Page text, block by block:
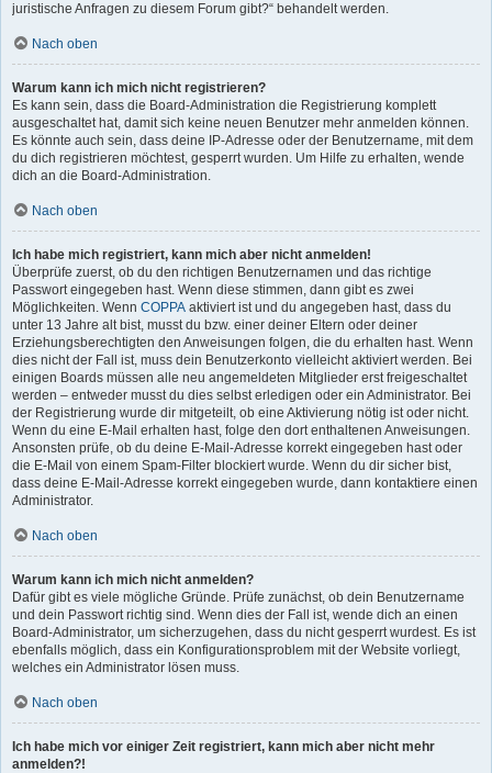
juristische Anfragen zu diesem Forum gibt?“ behandelt werden.
Nach oben
Warum kann ich mich nicht registrieren?
Es kann sein, dass die Board-Administration die Registrierung komplett
ausgeschaltet hat, damit sich keine neuen Benutzer mehr anmelden können.
Es könnte auch sein, dass deine IP-Adresse oder der Benutzername, mit dem
du dich registrieren möchtest, gesperrt wurden. Um Hilfe zu erhalten, wende
dich an die Board-Administration.
Nach oben
Ich habe mich registriert, kann mich aber nicht anmelden!
Überprüfe zuerst, ob du den richtigen Benutzernamen und das richtige
Passwort eingegeben hast. Wenn diese stimmen, dann gibt es zwei
Möglichkeiten. Wenn COPPA aktiviert ist und du angegeben hast, dass du
unter 13 Jahre alt bist, musst du bzw. einer deiner Eltern oder deiner
Erziehungsberechtigten den Anweisungen folgen, die du erhalten hast. Wenn
dies nicht der Fall ist, muss dein Benutzerkonto vielleicht aktiviert werden. Bei
einigen Boards müssen alle neu angemeldeten Mitglieder erst freigeschaltet
werden – entweder musst du dies selbst erledigen oder ein Administrator. Bei
der Registrierung wurde dir mitgeteilt, ob eine Aktivierung nötig ist oder nicht.
Wenn du eine E-Mail erhalten hast, folge den dort enthaltenen Anweisungen.
Ansonsten prüfe, ob du deine E-Mail-Adresse korrekt eingegeben hast oder
die E-Mail von einem Spam-Filter blockiert wurde. Wenn du dir sicher bist,
dass deine E-Mail-Adresse korrekt eingegeben wurde, dann kontaktiere einen
Administrator.
Nach oben
Warum kann ich mich nicht anmelden?
Dafür gibt es viele mögliche Gründe. Prüfe zunächst, ob dein Benutzername
und dein Passwort richtig sind. Wenn dies der Fall ist, wende dich an einen
Board-Administrator, um sicherzugehen, dass du nicht gesperrt wurdest. Es ist
ebenfalls möglich, dass ein Konfigurationsproblem mit der Website vorliegt,
welches ein Administrator lösen muss.
Nach oben
Ich habe mich vor einiger Zeit registriert, kann mich aber nicht mehr
anmelden?!